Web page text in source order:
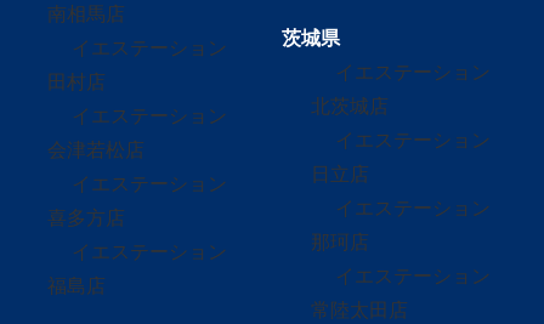
南相馬店
イエステーション
田村店
イエステーション
会津若松店
イエステーション
喜多方店
イエステーション
福島店
茨城県
イエステーション
北茨城店
イエステーション
日立店
イエステーション
那珂店
イエステーション
常陸太田店